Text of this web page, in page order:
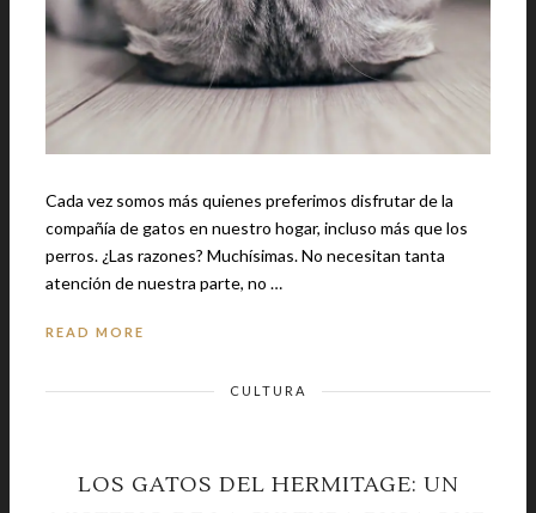
Cada vez somos más quienes preferimos disfrutar de la
compañía de gatos en nuestro hogar, incluso más que los
perros. ¿Las razones? Muchísimas. No necesitan tanta
atención de nuestra parte, no …
READ MORE
CULTURA
LOS GATOS DEL HERMITAGE: UN